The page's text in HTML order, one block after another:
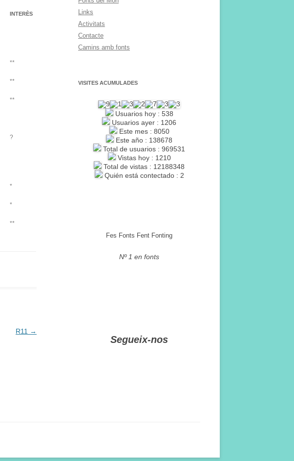
INTERÈS
**
**
**
?
*
*
**
R11 →
Links
Activitats
Contacte
Camins amb fonts
VISITES ACUMULADES
Usuarios hoy : 538
Usuarios ayer : 1206
Este mes : 8050
Este año : 138678
Total de usuarios : 969531
Vistas hoy : 1210
Total de vistas : 12188348
Quién está contectado : 2
Fes Fonts Fent Fonting
Nº 1 en fonts
Segueix-nos